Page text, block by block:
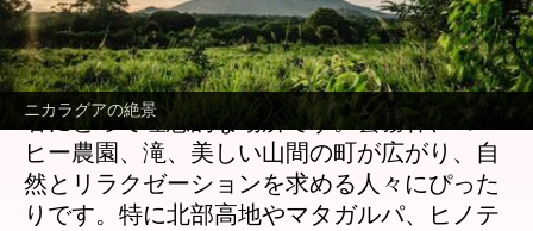
ニカラグアの絶景
どんな話なの
ニカラグアの高地は、低地から逃れたい旅行
者にとって理想的な場所です。雲霧林、コー
ヒー農園、滝、美しい山間の町が広がり、自
然とリラクゼーションを求める人々にぴった
りです。特に北部高地やマタガルパ、ヒノテ